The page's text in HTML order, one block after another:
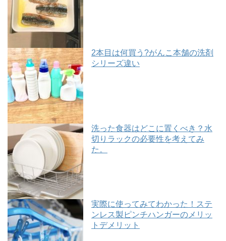
2本目は何買う?がんこ本舗の洗剤
シリーズ違い
洗った食器はどこに置くべき？水
切りラックの必要性を考えてみ
た。
実際に使ってみてわかった！ステ
ンレス製ピンチハンガーのメリッ
トデメリット